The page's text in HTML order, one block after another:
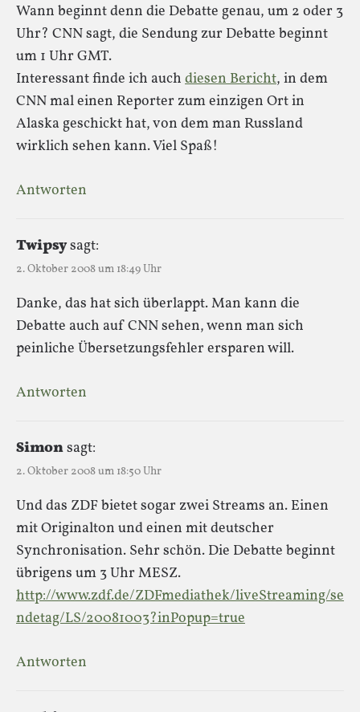
Wann beginnt denn die Debatte genau, um 2 oder 3
Uhr? CNN sagt, die Sendung zur Debatte beginnt
um 1 Uhr GMT.
Interessant finde ich auch diesen Bericht, in dem
CNN mal einen Reporter zum einzigen Ort in
Alaska geschickt hat, von dem man Russland
wirklich sehen kann. Viel Spaß!
Antworten
Twipsysagt:
2. Oktober 2008 um 18:49 Uhr
Danke, das hat sich überlappt. Man kann die
Debatte auch auf CNN sehen, wenn man sich
peinliche Übersetzungsfehler ersparen will.
Antworten
Simonsagt:
2. Oktober 2008 um 18:50 Uhr
Und das ZDF bietet sogar zwei Streams an. Einen
mit Originalton und einen mit deutscher
Synchronisation. Sehr schön. Die Debatte beginnt
übrigens um 3 Uhr MESZ.
http://www.zdf.de/ZDFmediathek/liveStreaming/se
ndetag/LS/20081003?inPopup=true
Antworten